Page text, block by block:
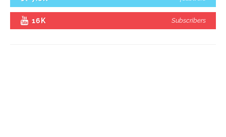
16K Subscribers